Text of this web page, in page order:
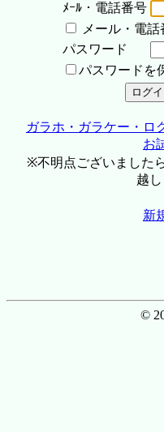
ﾒｰﾙ・電話番号
メール・電
パスワード
パスワードを
ガラホ・ガラケー・ロ
お
※不明点ございました
越し
新
©